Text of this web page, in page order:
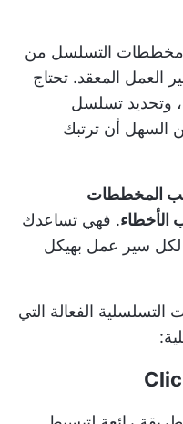
مخططات التسلسل من
العمل المعقد. تحتاج
وتحديد تسلسل
السهل أن ترتبك
المخططات
الأخطاء. فهي تساعدك
سير عمل بهيكل
الفعالة التي